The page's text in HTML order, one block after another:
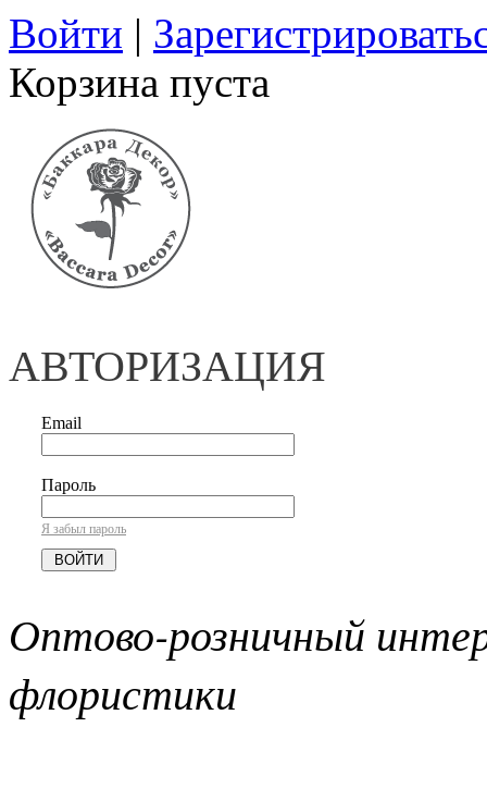
Войти |
Корзина пуста
АВТОРИЗАЦИЯ
Email
Пароль
Я забыл пароль
Оптово-розничный
флористики